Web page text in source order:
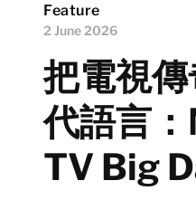
Feature
2 June 2026
把電視
代語言
TV Big